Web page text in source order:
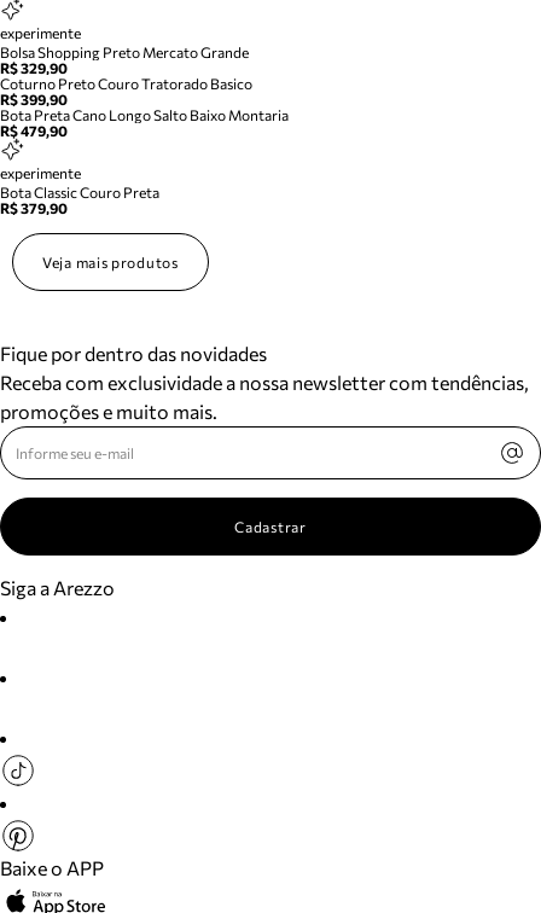
experimente
Bolsa Shopping Preto Mercato Grande
R$ 329,90
Coturno Preto Couro Tratorado Basico
R$ 399,90
Bota Preta Cano Longo Salto Baixo Montaria
R$ 479,90
experimente
Bota Classic Couro Preta
R$ 379,90
Veja mais produtos
Fique por dentro das novidades
Receba com exclusividade a nossa newsletter com tendências,
promoções e muito mais.
Cadastrar
Siga a Arezzo
Baixe o APP